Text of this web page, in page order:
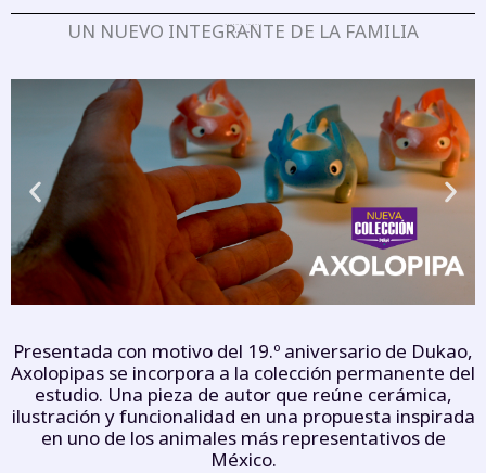
UN NUEVO INTEGRANTE DE LA FAMILIA
Presentada con motivo del 19.º aniversario de Dukao,
Axolopipas se incorpora a la colección permanente del
estudio. Una pieza de autor que reúne cerámica,
ilustración y funcionalidad en una propuesta inspirada
en uno de los animales más representativos de
México.